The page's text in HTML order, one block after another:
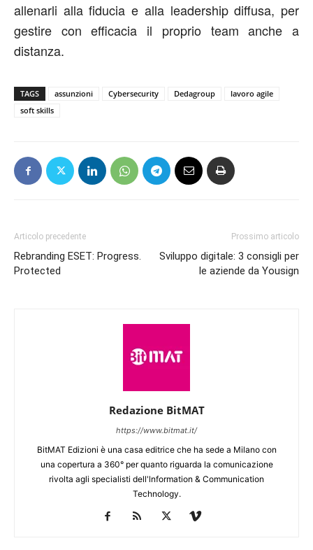
allenarli alla fiducia e alla leadership diffusa, per
gestire con efficacia il proprio team anche a
distanza.
TAGS assunzioni Cybersecurity Dedagroup
lavoro agile
soft skills
Articolo precedente
Rebranding ESET: Progress.
Protected
Prossimo articolo
Sviluppo digitale: 3 consigli per
le aziende da Yousign
Redazione BitMAT
https://www.bitmat.it/
BitMAT Edizioni è una casa editrice che ha sede a Milano con
una copertura a 360° per quanto riguarda la comunicazione
rivolta agli specialisti dell'lnformation & Communication
Technology.